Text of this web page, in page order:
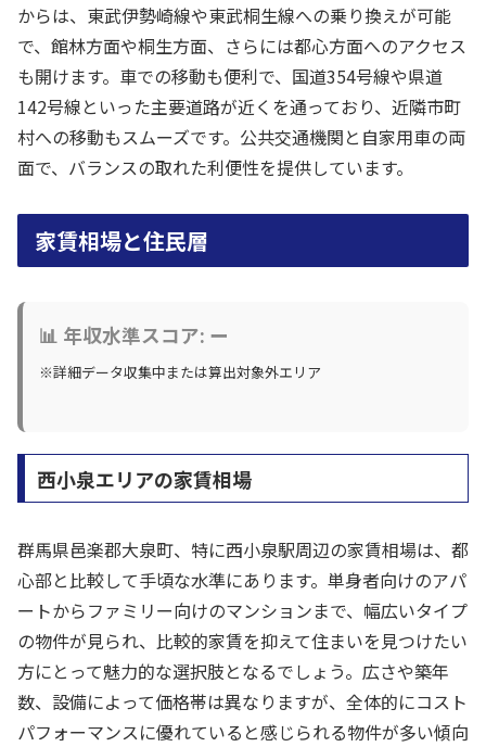
からは、東武伊勢崎線や東武桐生線への乗り換えが可能
で、館林方面や桐生方面、さらには都心方面へのアクセス
も開けます。車での移動も便利で、国道354号線や県道
142号線といった主要道路が近くを通っており、近隣市町
村への移動もスムーズです。公共交通機関と自家用車の両
面で、バランスの取れた利便性を提供しています。
家賃相場と住民層
📊 年収水準スコア: ー
※詳細データ収集中または算出対象外エリア
西小泉エリアの家賃相場
群馬県邑楽郡大泉町、特に西小泉駅周辺の家賃相場は、都
心部と比較して手頃な水準にあります。単身者向けのアパ
ートからファミリー向けのマンションまで、幅広いタイプ
の物件が見られ、比較的家賃を抑えて住まいを見つけたい
方にとって魅力的な選択肢となるでしょう。広さや築年
数、設備によって価格帯は異なりますが、全体的にコスト
パフォーマンスに優れていると感じられる物件が多い傾向